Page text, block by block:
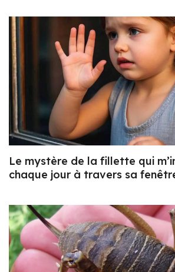
Le mystère de la fillette qui
chaque jour à travers sa